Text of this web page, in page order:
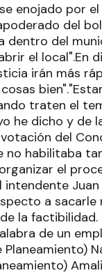
enojado por
del
dentro del
el local".En
irán más
traten el
he dicho y de
del
habilitaba
el
a
la
de un